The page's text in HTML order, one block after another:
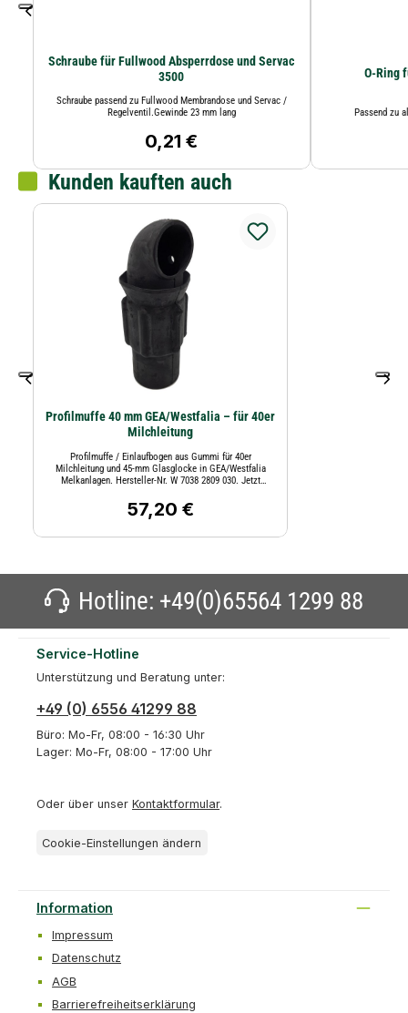
Schraube für Fullwood Absperrdose und Servac
3500
Schraube passend zu Fullwood Membrandose und Servac /
Regelventil.Gewinde 23 mm lang
Regulärer Preis:
0,21 €
O-Ring
Passend zu
Kunden kauften auch
Profilmuffe 40 mm GEA/Westfalia – für 40er
Milchleitung
Profilmuffe / Einlaufbogen aus Gummi für 40er
Milchleitung und 45-mm Glasglocke in GEA/Westfalia
Melkanlagen. Hersteller-Nr. W 7038 2809 030. Jetzt
Regulärer Preis:
57,20 €
Hotline: +49(0)65564 1299 88
Service-Hotline
Unterstützung und Beratung unter:
+49 (0) 6556 41299 88
Büro: Mo-Fr, 08:00 - 16:30 Uhr
Lager: Mo-Fr, 08:00 - 17:00 Uhr
Oder über unser Kontaktformular.
Cookie-Einstellungen ändern
Information
Impressum
Datenschutz
AGB
Barrierefreiheitserklärung